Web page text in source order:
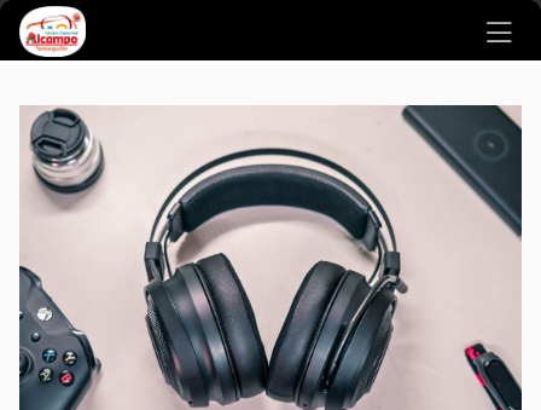
Ir al contenido principal